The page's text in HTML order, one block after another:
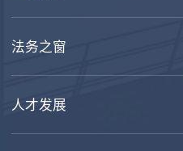
法务之窗
人才发展